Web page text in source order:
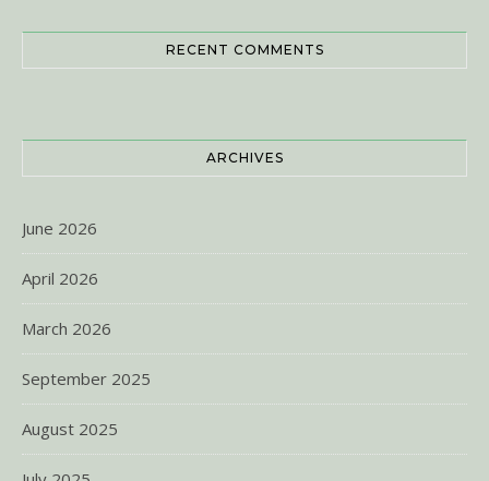
RECENT COMMENTS
ARCHIVES
June 2026
April 2026
March 2026
September 2025
August 2025